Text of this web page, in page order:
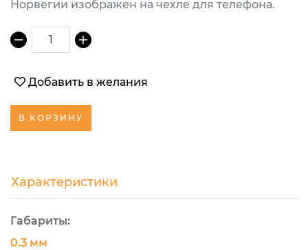
Норвегии изображен на чехле для телефона.
1
Добавить в желания
В КОРЗИНУ
Характеристики
Габариты:
0.3 мм